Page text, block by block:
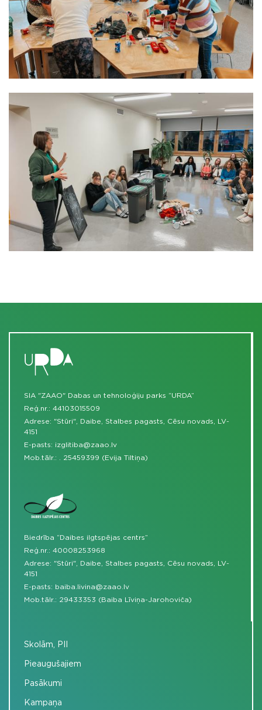
SIA "ZAAO" Dabas un tehnoloģiju parks “URDA”
Reģ.nr.: 44103015509
Adrese: "Stūri", Daibe, Stalbes pagasts, Cēsu novads, LV-
4151
E-pasts: izglitiba@zaao.lv
Mob.tālr.:
25459399 (Evija Tiltiņa)
Biedrība “Daibes ilgtspējas centrs”
Reģ.nr.: 40008253968
Adrese: "Stūri", Daibe, Stalbes pagasts, Cēsu novads, LV-
4151
E-pasts: baiba.livina@zaao.lv
Mob.tālr.: 29433353 (Baiba Līviņa-Jarohoviča)
Skolām, PII
Pieaugušajiem
Pasākumi
Kampaņa